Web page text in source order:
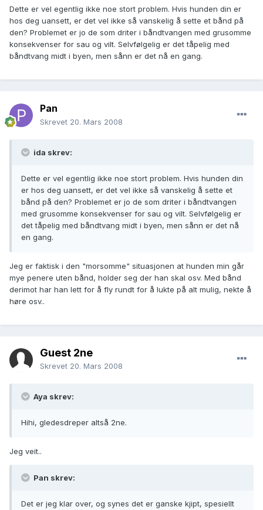
Dette er vel egentlig ikke noe stort problem. Hvis hunden din er
hos deg uansett, er det vel ikke så vanskelig å sette et bånd på
den? Problemet er jo de som driter i båndtvangen med grusomme
konsekvenser for sau og vilt. Selvfølgelig er det tåpelig med
båndtvang midt i byen, men sånn er det nå en gang.
Pan
Skrevet 20. Mars 2008
ida skrev:
Dette er vel egentlig ikke noe stort problem. Hvis hunden din
er hos deg uansett, er det vel ikke så vanskelig å sette et
bånd på den? Problemet er jo de som driter i båndtvangen
med grusomme konsekvenser for sau og vilt. Selvfølgelig er
det tåpelig med båndtvang midt i byen, men sånn er det nå
en gang.
Jeg er faktisk i den "morsomme" situasjonen at hunden min går
mye penere uten bånd, holder seg der han skal osv. Med bånd
derimot har han lett for å fly rundt for å lukte på alt mulig, nekte å
høre osv..
Guest 2ne
Skrevet 20. Mars 2008
Aya skrev:
Hihi, gledesdreper altså 2ne.
Jeg veit..
Pan skrev:
Det er jeg klar over, og synes det er ganske kjipt, spesiellt